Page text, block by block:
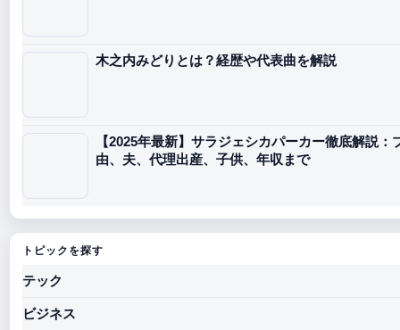
木之内みどりとは？経歴や代表曲を解説
【2025年最新】サラジェシカパーカー徹底解説
由、夫、代理出産、子供、年収まで
トピックを探す
テック
ビジネス